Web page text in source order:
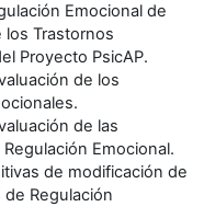
Emocional de
Trastornos
Proyecto PsicAP.
de los
de las
Emocional.
de modificación de
de Regulación